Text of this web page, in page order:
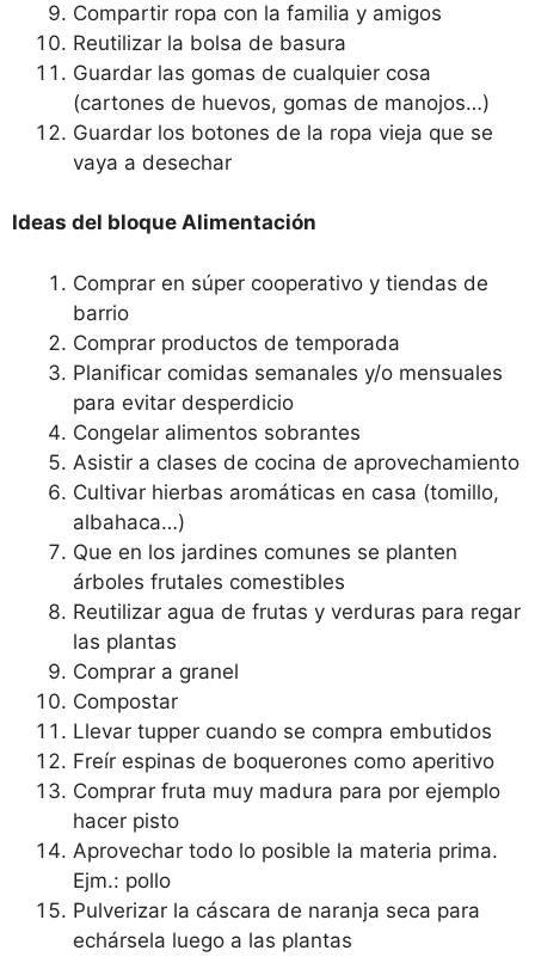
Compartir ropa con la familia y amigos
Reutilizar la bolsa de basura
Guardar las gomas de cualquier cosa
(cartones de huevos, gomas de manojos…)
Guardar los botones de la ropa vieja que se
vaya a desechar
Ideas del bloque Alimentación
Comprar en súper cooperativo y tiendas de
barrio
Comprar productos de temporada
Planificar comidas semanales y/o mensuales
para evitar desperdicio
Congelar alimentos sobrantes
Asistir a clases de cocina de aprovechamiento
Cultivar hierbas aromáticas en casa (tomillo,
albahaca…)
Que en los jardines comunes se planten
árboles frutales comestibles
Reutilizar agua de frutas y verduras para regar
las plantas
Comprar a granel
Compostar
Llevar tupper cuando se compra embutidos
Freír espinas de boquerones como aperitivo
Comprar fruta muy madura para por ejemplo
hacer pisto
Aprovechar todo lo posible la materia prima.
Ejm.: pollo
Pulverizar la cáscara de naranja seca para
echársela luego a las plantas